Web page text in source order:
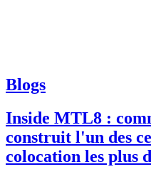
Blogs
Inside MTL8 :
construit l'un des
colocation les plus